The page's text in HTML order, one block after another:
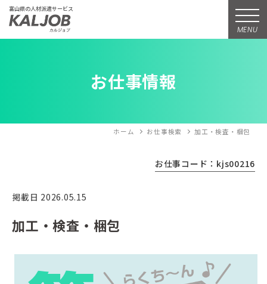
富山県の人材派遣サービス
MENU
お仕事情報
ホーム お仕事検索 加工・検査・梱包
お仕事コード：kjs00216
掲載日 2026.05.15
加工・検査・梱包